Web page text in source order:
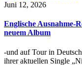
Juni 12, 2026
Englische Ausnahme-
neuem Album
-und auf Tour in
ihrer aktuellen Single